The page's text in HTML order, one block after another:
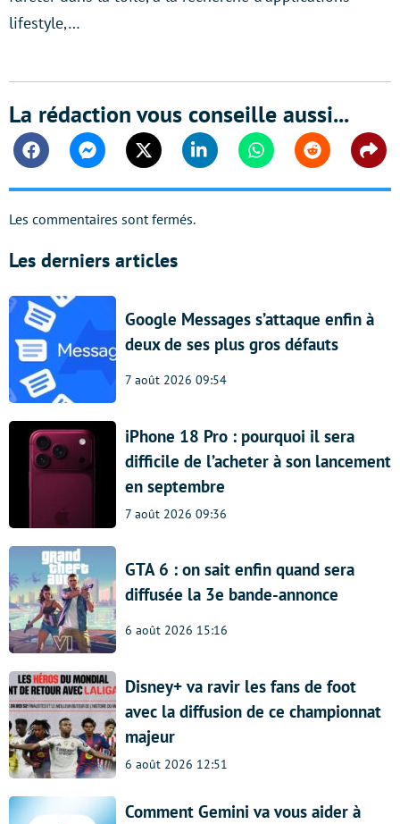
lifestyle,…
La rédaction vous conseille aussi...
FacebookMessengerTwitter Linkedin WhatsappReddit
Les commentaires sont fermés.
Les derniers articles
Google Messages s’attaque enfin à
deux de ses plus gros défauts
7 août 2026 09:54
iPhone 18 Pro : pourquoi il sera
difficile de l’acheter à son lancement
en septembre
7 août 2026 09:36
GTA 6 : on sait enfin quand sera
diffusée la 3e bande-annonce
6 août 2026 15:16
Disney+ va ravir les fans de foot
avec la diffusion de ce championnat
majeur
6 août 2026 12:51
Comment Gemini va vous aider à